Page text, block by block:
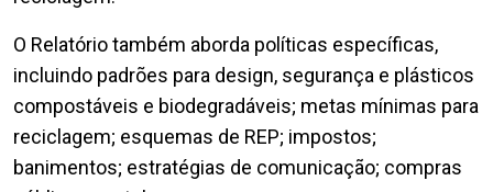
O Relatório também aborda políticas específicas,
incluindo padrões para design, segurança e plásticos
compostáveis e biodegradáveis; metas mínimas para
reciclagem; esquemas de REP; impostos;
banimentos; estratégias de comunicação; compras